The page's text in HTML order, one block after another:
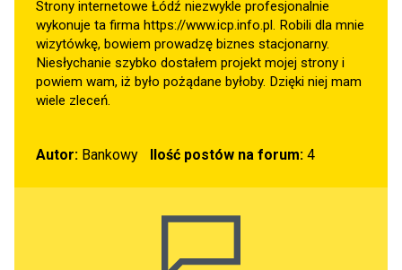
Strony internetowe Łódź niezwykle profesjonalnie
wykonuje ta firma https://www.icp.info.pl. Robili dla mnie
wizytówkę, bowiem prowadzę biznes stacjonarny.
Niesłychanie szybko dostałem projekt mojej strony i
powiem wam, iż było pożądane byłoby. Dzięki niej mam
wiele zleceń.
Autor: Bankowy Ilość postów na forum:4